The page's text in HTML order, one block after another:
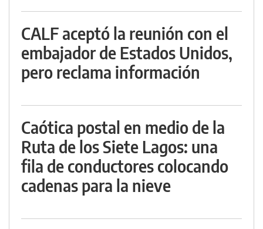
CALF aceptó la reunión con el
embajador de Estados Unidos,
pero reclama información
Caótica postal en medio de la
Ruta de los Siete Lagos: una
fila de conductores colocando
cadenas para la nieve